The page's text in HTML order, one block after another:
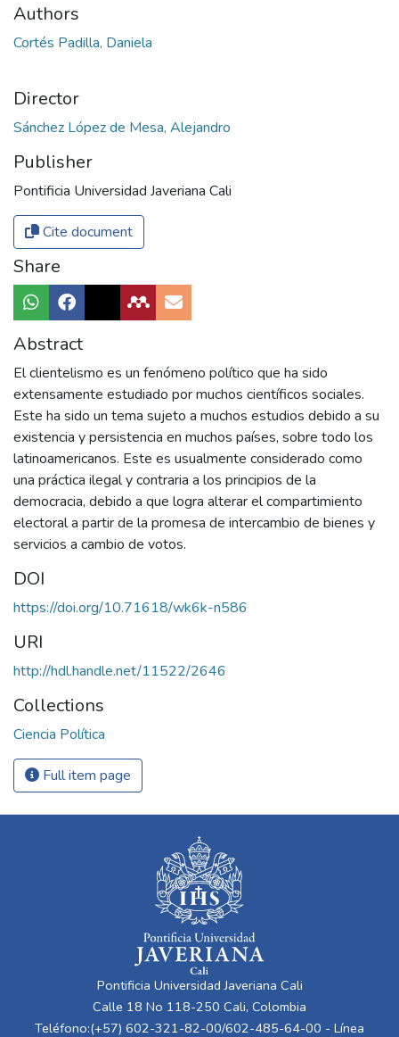
Authors
Cortés Padilla, Daniela
Director
Sánchez López de Mesa, Alejandro
Publisher
Pontificia Universidad Javeriana Cali
Cite document
Share
Abstract
El clientelismo es un fenómeno político que ha sido
extensamente estudiado por muchos científicos sociales.
Este ha sido un tema sujeto a muchos estudios debido a su
existencia y persistencia en muchos países, sobre todo los
latinoamericanos. Este es usualmente considerado como
una práctica ilegal y contraria a los principios de la
democracia, debido a que logra alterar el compartimiento
electoral a partir de la promesa de intercambio de bienes y
servicios a cambio de votos.
DOI
https://doi.org/10.71618/wk6k-n586
URI
http://hdl.handle.net/11522/2646
Collections
Ciencia Política
Full item page
Pontificia Universidad Javeriana Cali
Calle 18 No 118-250 Cali, Colombia
Teléfono:(+57) 602-321-82-00/602-485-64-00 - Línea